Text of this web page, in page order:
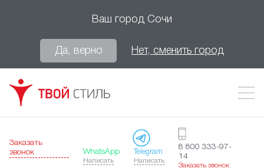
Ваш город Сочи
Да, верно Нет, сменить город
Заказать
звонок
WhatsApp
Написать
Telegram
Написать
8 800 333-97-
14
Заказать звонок